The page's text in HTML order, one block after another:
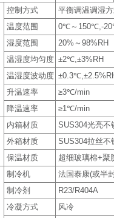
控制方式
平衡调温调湿
温度范围
0℃～150℃,-
湿度范围
20%～98%RH
温湿度均匀度 ±2℃,±3%RH
温湿度波动度
升温速率
≥3℃/min
降温速率
≥1℃/min
内箱材质
SUS304光亮不
外箱材质
SUS304拉丝不
保温材质
超细玻璃棉+聚
制冷机
法国泰康(或半
制冷剂
R23/R404A
冷凝方式
风冷